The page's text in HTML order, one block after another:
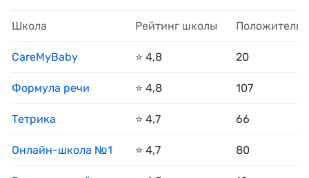
Школа Рейтинг школы
CareMyBaby ⭐️ 4,8 20
Формула речи ⭐️ 4,8 107
Тетрика ⭐️ 4,7 66
Онлайн-школа №1 ⭐️ 4,7 80